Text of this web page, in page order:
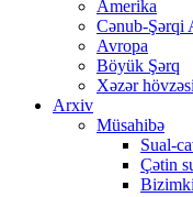
Amerika
Cənub-Şərqi
Avropa
Böyük Şərq
Xəzər hövzəsi
Arxiv
Müsahibə
Sual-
Çətin